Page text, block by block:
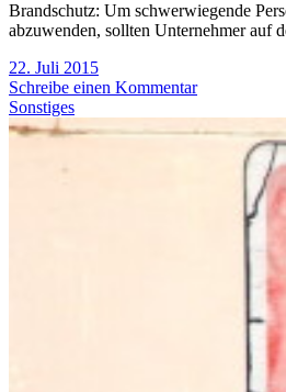
Brandschutz: Um schwerwiegende
abzuwenden, sollten Unternehmer auf
22. Juli 2015
Schreibe einen Kommentar
Sonstiges